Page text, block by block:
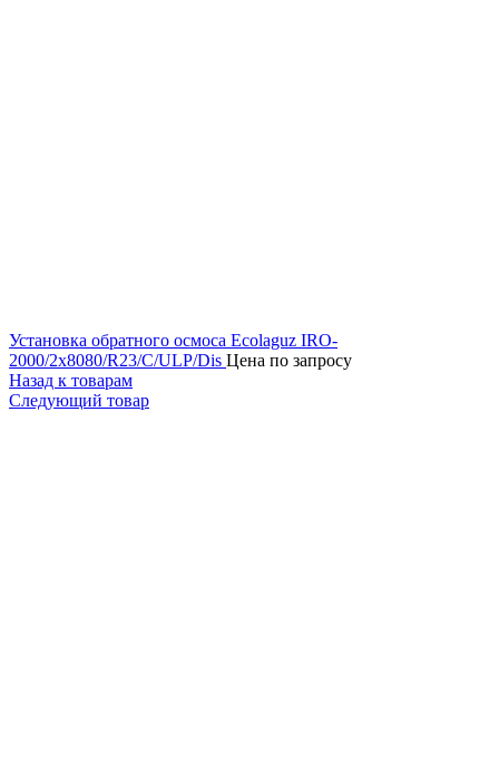
Установка обратного осмоса Ecolaguz IRO-
2000/2x8080/R23/C/ULP/Dis Цена по запросу
Назад к товарам
Следующий товар